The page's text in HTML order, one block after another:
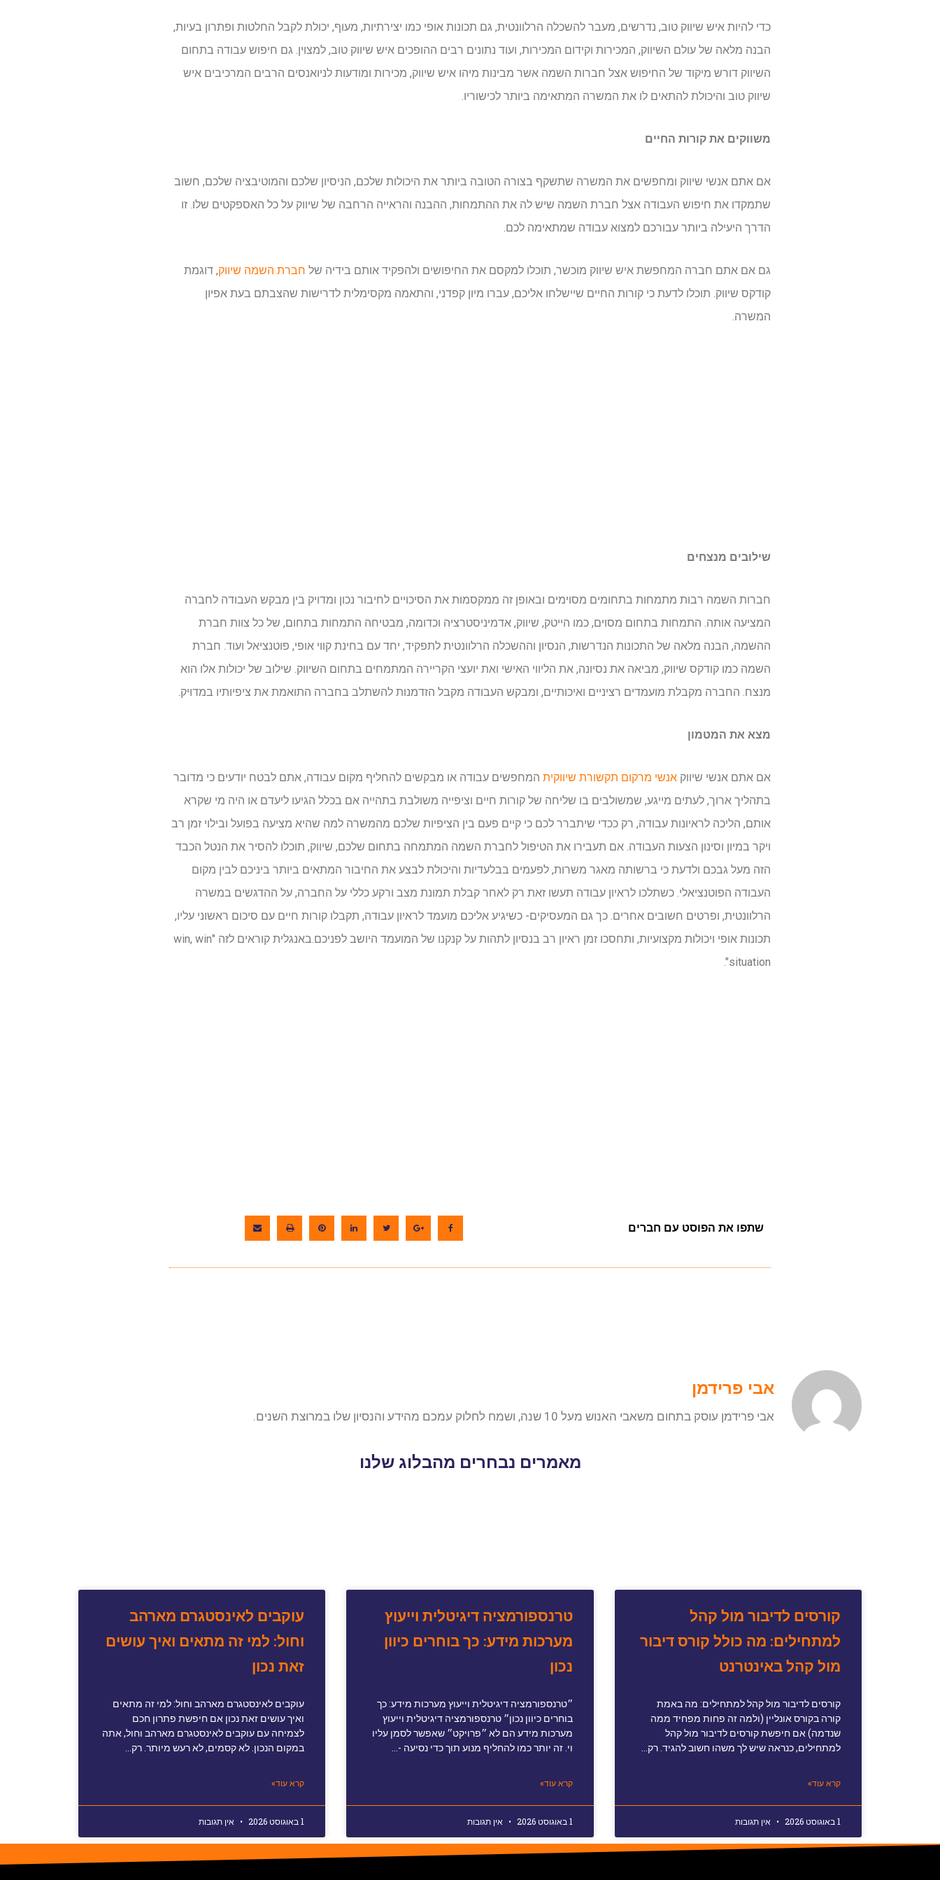
כדי להיות איש שיווק טוב, נדרשים, מעבר להשכלה הרלוונטית, גם תכונות אופי כמו יצירתיות, מעוף, יכולת לקבל החלטות ופתרון בעיות,
הבנה מלאה של עולם השיווק, המכירות וקידום המכירות, ועוד נתונים רבים ההופכים איש שיווק טוב, למצוין. גם חיפוש עבודה בתחום
השיווק דורש מיקוד של החיפוש אצל חברות השמה אשר מבינות מיהו איש שיווק, מכירות ומודעות לניואנסים הרבים המרכיבים איש
שיווק טוב והיכולת להתאים לו את המשרה המתאימה ביותר לכישוריו.
משווקים את קורות החיים
אם אתם אנשי שיווק ומחפשים את המשרה שתשקף בצורה הטובה ביותר את היכולות שלכם, הניסיון שלכם והמוטיבציה שלכם, חשוב
שתמקדו את חיפוש העבודה אצל חברת השמה שיש לה את ההתמחות, ההבנה והראייה הרחבה של שיווק על כל האספקטים שלו. זו
הדרך היעילה ביותר עבורכם למצוא עבודה שמתאימה לכם.
גם אם אתם חברה המחפשת איש שיווק מוכשר, תוכלו למקסם את החיפושים ולהפקיד אותם בידיה של חברת השמה שיווק, דוגמת
קודקס שיווק. תוכלו לדעת כי קורות החיים שיישלחו אליכם, עברו מיון קפדני, והתאמה מקסימלית לדרישות שהצבתם בעת אפיון
המשרה.
שילובים מנצחים
חברות השמה רבות מתמחות בתחומים מסוימים ובאופן זה ממקסמות את הסיכויים לחיבור נכון ומדויק בין מבקש העבודה לחברה
המציעה אותה. התמחות בתחום מסוים, כמו הייטק, שיווק, אדמיניסטרציה וכדומה, מבטיחה התמחות בתחום, של כל צוות חברת
ההשמה, הבנה מלאה של התכונות הנדרשות, הנסיון וההשכלה הרלוונטית לתפקיד, יחד עם בחינת קווי אופי, פוטנציאל ועוד. חברת
השמה כמו קודקס שיווק, מביאה את נסיונה, את הליווי האישי ואת יועצי הקריירה המתמחים בתחום השיווק. שילוב של יכולות אלו הוא
מנצח. החברה מקבלת מועמדים רציניים ואיכותיים, ומבקש העבודה מקבל הזדמנות להשתלב בחברה התואמת את ציפיותיו במדויק.
מצא את המטמון
אם אתם אנשי שיווק אנשי מרקום תקשורת שיווקית המחפשים עבודה או מבקשים להחליף מקום עבודה, אתם לבטח יודעים כי מדובר
בתהליך ארוך, לעתים מייגע, שמשולבים בו שליחה של קורות חיים וציפייה משולבת בתהייה אם בכלל הגיעו ליעדם או היה מי שקרא
אותם, הליכה לראיונות עבודה, רק ככדי שיתברר לכם כי קיים פעם בין הציפיות שלכם מהמשרה למה שהיא מציעה בפועל ובילוי זמן רב
ויקר במיון וסינון הצעות העבודה. אם תעבירו את הטיפול לחברת השמה המתמחה בתחום שלכם, שיווק, תוכלו להסיר את הנטל הכבד
הזה מעל גבכם ולדעת כי ברשותה מאגר משרות, לפעמים בבלעדיות והיכולת לבצע את החיבור המתאים ביותר ביניכם לבין מקום
העבודה הפוטנציאלי. כשתלכו לראיון עבודה תעשו זאת רק לאחר קבלת תמונת מצב ורקע כללי על החברה, על ההדגשים במשרה
הרלוונטית, ופרטים חשובים אחרים. כך גם המעסיקים- כשיגיע אליכם מועמד לראיון עבודה, תקבלו קורות חיים עם סיכום ראשוני עליו,
תכונות אופי ויכולות מקצועיות, ותחסכו זמן ראיון רב בנסיון לתהות על קנקנו של המועמד היושב לפניכם.באנגלית קוראים לזה "win, win
situation".
שתפו את הפוסט עם חברים
אבי פרידמן
אבי פרידמן עוסק בתחום משאבי האנוש מעל 10 שנה, ושמח לחלוק עמכם מהידע והנסיון שלו במרוצת השנים.
מאמרים נבחרים מהבלוג שלנו
קורסים לדיבור מול קהל
למתחילים: מה כולל קורס דיבור
מול קהל באינטרנט
קורסים לדיבור מול קהל למתחילים: מה באמת
קורה בקורס אונליין (ולמה זה פחות מפחיד ממה
שנדמה) אם חיפשת קורסים לדיבור מול קהל
למתחילים, כנראה שיש לך משהו חשוב להגיד. רק…
קרא עוד»
1 באוגוסט 2026 אין תגובות
טרנספורמציה דיגיטלית וייעוץ
מערכות מידע: כך בוחרים כיוון
נכון
״טרנספורמציה דיגיטלית וייעוץ מערכות מידע: כך
בוחרים כיוון נכון״ טרנספורמציה דיגיטלית וייעוץ
מערכות מידע הם לא ״פרויקט״ שאפשר לסמן עליו
וי. זה יותר כמו להחליף מנוע תוך כדי נסיעה -…
קרא עוד»
1 באוגוסט 2026 אין תגובות
עוקבים לאינסטגרם מארהב
וחול: למי זה מתאים ואיך עושים
זאת נכון
עוקבים לאינסטגרם מארהב וחול: למי זה מתאים
ואיך עושים זאת נכון אם חיפשת פתרון חכם
לצמיחה עם עוקבים לאינסטגרם מארהב וחול, אתה
במקום הנכון. לא קסמים, לא רעש מיותר. רק…
קרא עוד»
1 באוגוסט 2026 אין תגובות